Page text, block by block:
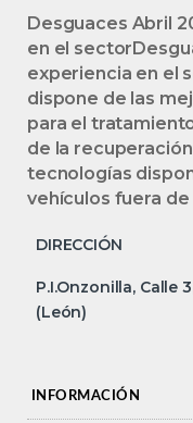
Desguaces Abril
en el
experiencia en el
dispone de las
para el
de la
tecnologías
vehículos fuera de
DIRECCIÓN
P.I.Onzonilla, Calle
(León)
INFORMACIÓN